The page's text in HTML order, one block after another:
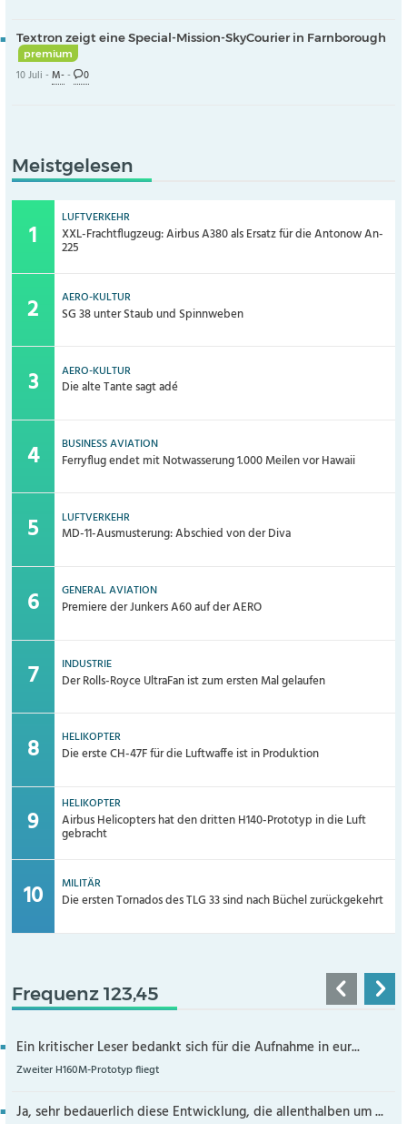
Textron zeigt eine Special-Mission-SkyCourier in Farnborough
premium
10 Juli -M-- 0
Meistgelesen
LUFTVERKEHR
XXL-Frachtflugzeug: Airbus A380 als Ersatz für die Antonow An-
225
AERO-KULTUR
SG 38 unter Staub und Spinnweben
AERO-KULTUR
Die alte Tante sagt adé
BUSINESS AVIATION
Ferryflug endet mit Notwasserung 1.000 Meilen vor Hawaii
LUFTVERKEHR
MD-11-Ausmusterung: Abschied von der Diva
GENERAL AVIATION
Premiere der Junkers A60 auf der AERO
INDUSTRIE
Der Rolls-Royce UltraFan ist zum ersten Mal gelaufen
HELIKOPTER
Die erste CH-47F für die Luftwaffe ist in Produktion
HELIKOPTER
Airbus Helicopters hat den dritten H140-Prototyp in die Luft
gebracht
MILITÄR
Die ersten Tornados des TLG 33 sind nach Büchel zurückgekehrt
Frequenz 123,45
Ein kritischer Leser bedankt sich für die Aufnahme in eur...
Zweiter H160M-Prototyp fliegt
Ja, sehr bedauerlich diese Entwicklung, die allenthalben um ...